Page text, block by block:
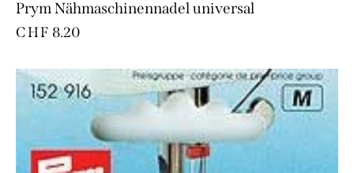
Prym Nähmaschinennadel universal
CHF 8.20